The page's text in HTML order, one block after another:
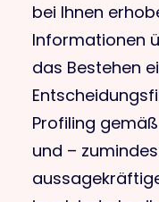
bei Ihnen
Informationen
das Bestehen
Profiling gemäß
und –